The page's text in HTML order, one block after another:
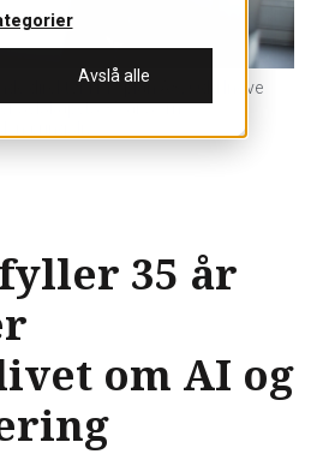
Avslå alle
direktør i Proplan AS, Odd Ingve
selskapets 35 år som
35 år
om AI og